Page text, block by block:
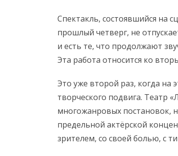
Спектакль, состоявшийся на
прошлый четверг, не
и есть те, что продолжают
Эта работа относится ко
Это уже второй раз, когда на
творческого подвига. Театр
многожанровых постановок,
предельной актёрской
зрителем, со своей болью, с